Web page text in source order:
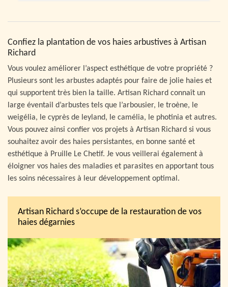
Confiez la plantation de vos haies arbustives à Artisan
Richard
Vous voulez améliorer l’aspect esthétique de votre propriété ?
Plusieurs sont les arbustes adaptés pour faire de jolie haies et
qui supportent très bien la taille. Artisan Richard connaît un
large éventail d’arbustes tels que l’arbousier, le troène, le
weigélia, le cyprès de leyland, le camélia, le photinia et autres.
Vous pouvez ainsi confier vos projets à Artisan Richard si vous
souhaitez avoir des haies persistantes, en bonne santé et
esthétique à Pruille Le Chetif. Je vous veillerai également à
éloigner vos haies des maladies et parasites en apportant tous
les soins nécessaires à leur développement optimal.
Artisan Richard s’occupe de la restauration de vos
haies dégarnies